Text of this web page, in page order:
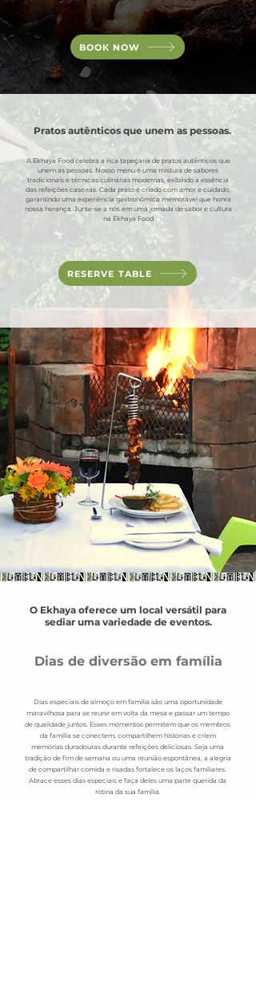
BOOK NOW
Pratos autênticos que unem as pessoas.
A Ekhaya Food celebra a rica tapeçaria de pratos autênticos que
unem as pessoas. Nosso menu é uma mistura de sabores
tradicionais e técnicas culinárias modernas, exibindo a essência
das refeições caseiras. Cada prato é criado com amor e cuidado,
garantindo uma experiência gastronômica memorável que honra
nossa herança. Junte-se a nós em uma jornada de sabor e cultura
na Ekhaya Food
RESERVE TABLE
O Ekhaya oferece um local versátil para
sediar uma variedade de eventos.
Dias de diversão em família
Dias especiais de almoço em família são uma oportunidade
maravilhosa para se reunir em volta da mesa e passar um tempo
de qualidade juntos. Esses momentos permitem que os membros
da família se conectem, compartilhem histórias e criem
memórias duradouras durante refeições deliciosas. Seja uma
tradição de fim de semana ou uma reunião espontânea, a alegria
de compartilhar comida e risadas fortalece os laços familiares.
Abrace esses dias especiais e faça deles uma parte querida da
rotina da sua família.